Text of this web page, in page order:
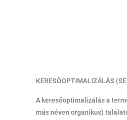
KERESŐOPTIMALIZÁLÁS
A keresőoptimalizálás a
más néven organikus)